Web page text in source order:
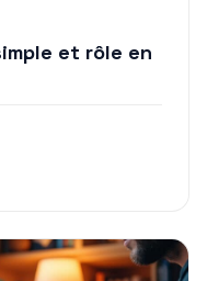
et rôle en